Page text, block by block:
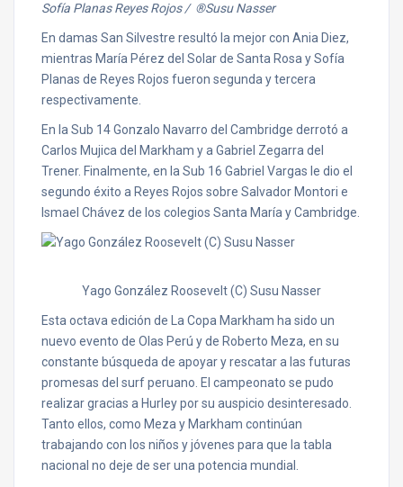
Sofía Planas Reyes Rojos / ®Susu Nasser
En damas San Silvestre resultó la mejor con Ania Diez,
mientras María Pérez del Solar de Santa Rosa y Sofía
Planas de Reyes Rojos fueron segunda y tercera
respectivamente.
En la Sub 14 Gonzalo Navarro del Cambridge derrotó a
Carlos Mujica del Markham y a Gabriel Zegarra del
Trener. Finalmente, en la Sub 16 Gabriel Vargas le dio el
segundo éxito a Reyes Rojos sobre Salvador Montori e
Ismael Chávez de los colegios Santa María y Cambridge.
Yago González Roosevelt (C) Susu Nasser
Esta octava edición de La Copa Markham ha sido un
nuevo evento de Olas Perú y de Roberto Meza, en su
constante búsqueda de apoyar y rescatar a las futuras
promesas del surf peruano. El campeonato se pudo
realizar gracias a Hurley por su auspicio desinteresado.
Tanto ellos, como Meza y Markham continúan
trabajando con los niños y jóvenes para que la tabla
nacional no deje de ser una potencia mundial.